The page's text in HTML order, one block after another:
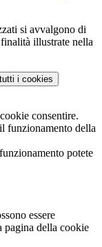
si avvalgono di
illustrate nella
i cookies
consentire.
funzionamento della
potete
essere
pagina della cookie